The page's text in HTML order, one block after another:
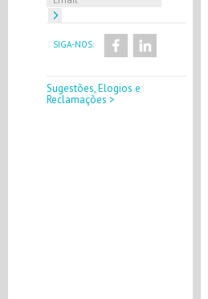
SIGA-NOS:
Sugestões, Elogios e
Reclamações >